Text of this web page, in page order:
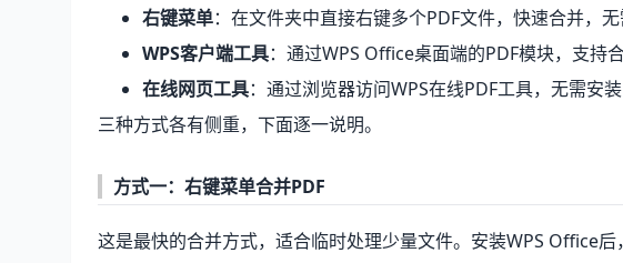
右键菜单：在文件夹中直接右键多个PDF文件，快速合并，
WPS客户端工具：通过WPS Office桌面端的PDF模块，支持
在线网页工具：通过浏览器访问WPS在线PDF工具，无需安
三种方式各有侧重，下面逐一说明。
方式一：右键菜单合并PDF
这是最快的合并方式，适合临时处理少量文件。安装WPS Office